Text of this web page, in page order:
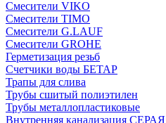
Смесители VIKO
Смесители TIMO
Смесители G.LAUF
Смесители GROHE
Герметизация резьб
Счетчики воды БЕТАР
Трапы для слива
Трубы сшитый полиэтилен
Трубы металлопластиковые
Внутренняя канализация СЕРАЯ